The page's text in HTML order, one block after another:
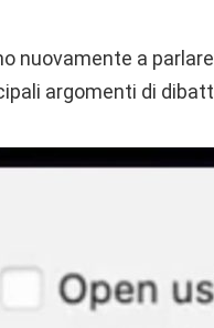
nuovamente a
argomenti di